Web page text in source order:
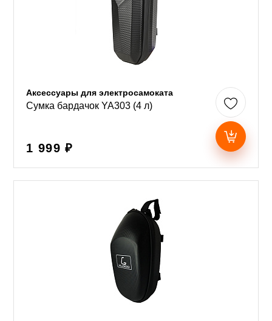
Аксессуары для электросамоката
Сумка бардачок YA303 (4 л)
1 999 ₽